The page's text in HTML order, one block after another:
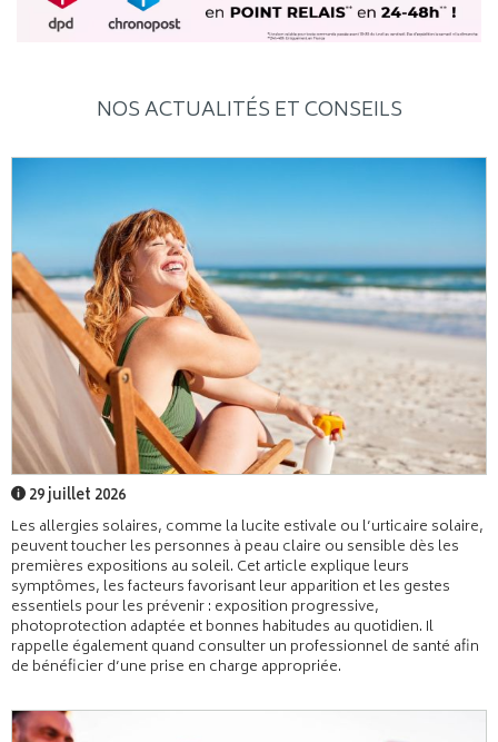
NOS ACTUALITÉS ET CONSEILS
29 juillet 2026
Les allergies solaires, comme la lucite estivale ou l’urticaire solaire,
peuvent toucher les personnes à peau claire ou sensible dès les
premières expositions au soleil. Cet article explique leurs
symptômes, les facteurs favorisant leur apparition et les gestes
essentiels pour les prévenir : exposition progressive,
photoprotection adaptée et bonnes habitudes au quotidien. Il
rappelle également quand consulter un professionnel de santé afin
de bénéficier d’une prise en charge appropriée.